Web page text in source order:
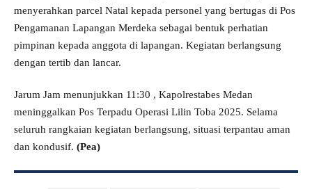
menyerahkan parcel Natal kepada personel yang bertugas di Pos
Pengamanan Lapangan Merdeka sebagai bentuk perhatian
pimpinan kepada anggota di lapangan. Kegiatan berlangsung
dengan tertib dan lancar.
Jarum Jam menunjukkan 11:30 , Kapolrestabes Medan
meninggalkan Pos Terpadu Operasi Lilin Toba 2025. Selama
seluruh rangkaian kegiatan berlangsung, situasi terpantau aman
dan kondusif. (Pea)